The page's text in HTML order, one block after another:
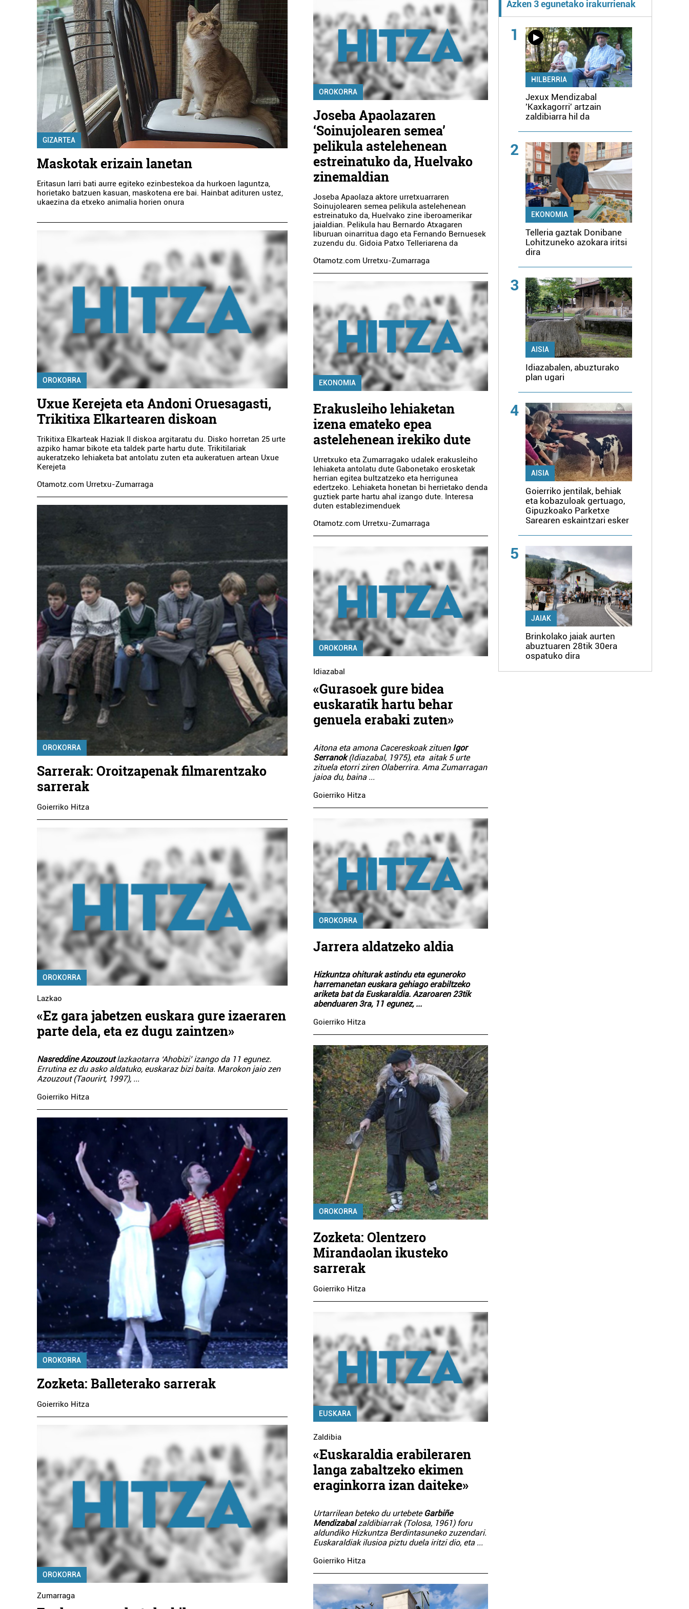
GIZARTEA
Maskotak erizain lanetan
Eritasun larri bati aurre egiteko ezinbestekoa da hurkoen laguntza,
horietako batzuen kasuan, maskotena ere bai. Hainbat adituren ustez,
ukaezina da etxeko animalia horien onura
OROKORRA
Uxue Kerejeta eta Andoni Oruesagasti,
Trikitixa Elkartearen diskoan
Trikitixa Elkarteak Haziak II diskoa argitaratu du. Disko horretan 25 urte
azpiko hamar bikote eta taldek parte hartu dute. Trikitilariak
aukeratzeko lehiaketa bat antolatu zuten eta aukeratuen artean Uxue
Kerejeta
Otamotz.com Urretxu-Zumarraga
OROKORRA
Sarrerak: Oroitzapenak filmarentzako
sarrerak
Goierriko Hitza
OROKORRA
Lazkao
«Ez gara jabetzen euskara gure izaeraren
parte dela, eta ez dugu zaintzen»
Nasreddine Azouzoutlazkaotarra ‘Ahobizi’ izango da 11 egunez.
Errutina ez du asko aldatuko, euskaraz bizi baita. Marokon jaio zen
Azouzout (Taourirt, 1997), ...
Goierriko Hitza
OROKORRA
Zozketa: Balleterako sarrerak
Goierriko Hitza
OROKORRA
Zumarraga
OROKORRA
Joseba Apaolazaren
‘Soinujolearen semea’
pelikula astelehenean
estreinatuko da, Huelvako
zinemaldian
Joseba Apaolaza aktore urretxuarraren
Soinujolearen semea pelikula astelehenean
estreinatuko da, Huelvako zine iberoamerikar
jaialdian. Pelikula hau Bernardo Atxagaren
liburuan oinarritua dago eta Fernando Bernuesek
zuzendu du. Gidoia Patxo Telleriarena da
Otamotz.com Urretxu-Zumarraga
EKONOMIA
Erakusleiho lehiaketan
izena emateko epea
astelehenean irekiko dute
Urretxuko eta Zumarragako udalek erakusleiho
lehiaketa antolatu dute Gabonetako erosketak
herrian egitea bultzatzeko eta herrigunea
edertzeko. Lehiaketa honetan bi herrietako denda
guztiek parte hartu ahal izango dute. Interesa
duten establezimenduek
Otamotz.com Urretxu-Zumarraga
OROKORRA
Idiazabal
«Gurasoek gure bidea
euskaratik hartu behar
genuela erabaki zuten»
Aitona eta amona Cacereskoak zituen Igor
Serranok(Idiazabal, 1975), eta aitak 5 urte
zituela etorri ziren Olaberrira. Ama Zumarragan
jaioa du, baina ...
Goierriko Hitza
OROKORRA
Jarrera aldatzeko aldia
Hizkuntza ohiturak astindu eta eguneroko
harremanetan euskara gehiago erabiltzeko
ariketa bat da Euskaraldia. Azaroaren 23tik
abenduaren 3ra, 11 egunez, ...
Goierriko Hitza
OROKORRA
Zozketa: Olentzero
Mirandaolan ikusteko
sarrerak
Goierriko Hitza
EUSKARA
Zaldibia
«Euskaraldia erabileraren
langa zabaltzeko ekimen
eraginkorra izan daiteke»
Urtarrilean beteko du urtebeteGarbiñe
Mendizabalzaldibiarrak (Tolosa, 1961) foru
aldundiko Hizkuntza Berdintasuneko zuzendari.
Euskaraldiak ilusioa piztu duela iritzi dio, eta ...
Goierriko Hitza
Azken 3 egunetako irakurrienak
1
HILBERRIA
Jexux Mendizabal
'Kaxkagorri' artzain
zaldibiarra hil da
2
EKONOMIA
Telleria gaztak Donibane
Lohitzuneko azokara iritsi
dira
3
AISIA
Idiazabalen, abuzturako
plan ugari
4
AISIA
Goierriko jentilak, behiak
eta kobazuloak gertuago,
Gipuzkoako Parketxe
Sarearen eskaintzari esker
5
JAIAK
Brinkolako jaiak aurten
abuztuaren 28tik 30era
ospatuko dira